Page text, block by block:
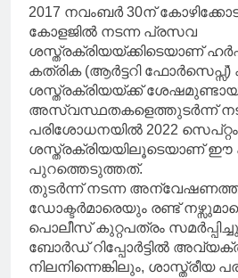
2017 നവംബർ 30ന്
കോളജിൽ നടന്ന പ്രസവ
ശസ്ത്രക്രിയയ്ക്കിടെയാണ്
കത്രിക (ആർട്ടറി
ശസ്ത്രക്രിയയ്ക്ക്
അസ്വസ്ഥതകളെത്തുടർന്ന്
പരിശോധനയിൽ 2022
ശസ്ത്രക്രിയയിലൂടെയാണ് ഈ
പുറത്തെടുത്തത്.
തുടർന്ന് നടന്ന
ഡോക്ടർമാരെയും രണ്ട്
പൊലീസ് കുറ്റപത്രം
ബോർഡ് റിപ്പോർട്ടിൽ
നിലനിന്നെങ്കിലും, ശാസ്ത്രീയ